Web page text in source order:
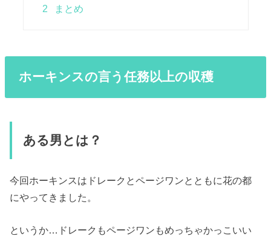
2 まとめ
ホーキンスの言う任務以上の収穫
ある男とは？
今回ホーキンスはドレークとページワンとともに花の都
にやってきました。
というか…ドレークもページワンもめっちゃかっこいい